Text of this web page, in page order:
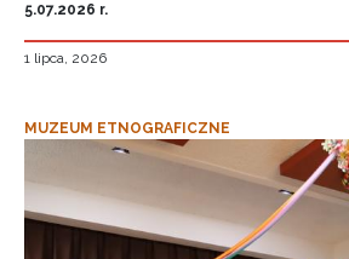
5.07.2026 r.
1 lipca, 2026
MUZEUM ETNOGRAFICZNE